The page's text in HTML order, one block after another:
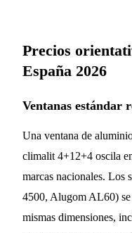
Precios
España 2026
Ventanas estándar
Una ventana de
climalit 4+12+4 oscila
marcas nacionales. Los
4500, Alugom AL60) se
mismas dimensiones,